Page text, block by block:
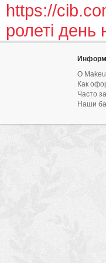
https://
ролеті день
О
Как
Часто
Наши